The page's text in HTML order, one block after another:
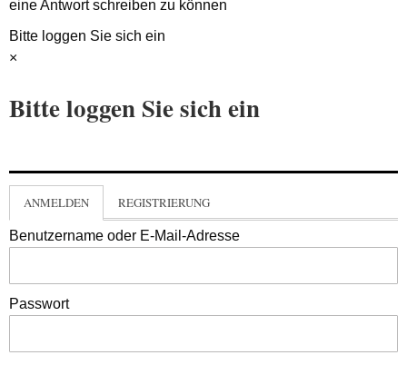
eine Antwort schreiben zu können
Bitte loggen Sie sich ein
×
Bitte loggen Sie sich ein
ANMELDEN REGISTRIERUNG
Benutzername oder E-Mail-Adresse
Passwort